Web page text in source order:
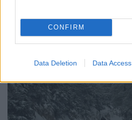
CONFIRM
Data Deletion Data Access